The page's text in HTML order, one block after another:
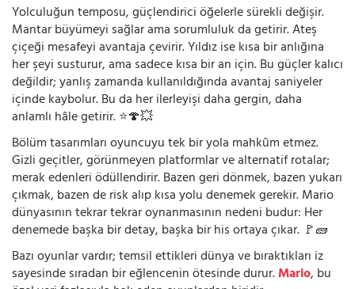
Yolculuğun temposu, güçlendirici öğelerle sürekli değişir.
Mantar büyümeyi sağlar ama sorumluluk da getirir. Ateş
çiçeği mesafeyi avantaja çevirir. Yıldız ise kısa bir anlığına
her şeyi susturur, ama sadece kısa bir an için. Bu güçler kalıcı
değildir; yanlış zamanda kullanıldığında avantaj saniyeler
içinde kaybolur. Bu da her ilerleyişi daha gergin, daha
anlamlı hâle getirir. ⭐🍄💥
Bölüm tasarımları oyuncuyu tek bir yola mahkûm etmez.
Gizli geçitler, görünmeyen platformlar ve alternatif rotalar;
merak edenleri ödüllendirir. Bazen geri dönmek, bazen yukarı
çıkmak, bazen de risk alıp kısa yolu denemek gerekir. Mario
dünyasının tekrar tekrar oynanmasının nedeni budur: Her
denemede başka bir detay, başka bir his ortaya çıkar. 🚩🧱
Bazı oyunlar vardır; temsil ettikleri dünya ve bıraktıkları iz
sayesinde sıradan bir eğlencenin ötesinde durur.Mario, bu